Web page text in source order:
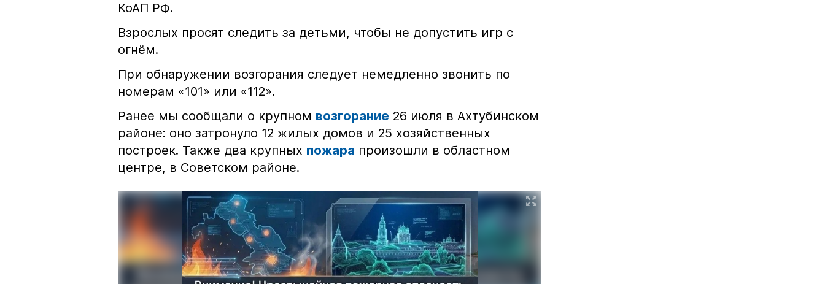
КоАП РФ.
Взрослых просят следить за детьми, чтобы не допустить игр с
огнём.
При обнаружении возгорания следует немедленно звонить по
номерам «101» или «112».
Ранее мы сообщали о крупном возгорание 26 июля в Ахтубинском
районе: оно затронуло 12 жилых домов и 25 хозяйственных
построек. Также два крупных пожара произошли в областном
центре, в Советском районе.